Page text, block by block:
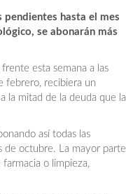
pendientes hasta el mes
se abonarán más
esta semana a las
febrero, recibiera un
la mitad de la deuda que la
así todas las
de octubre. La mayor parte
o limpieza,